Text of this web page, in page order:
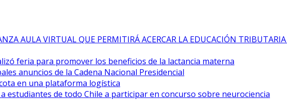
AULA VIRTUAL QUE PERMITIRÁ ACERCAR LA EDUCACIÓN
feria para promover los beneficios de la lactancia materna
anuncios de la Cadena Nacional Presidencial
en una plataforma logística
estudiantes de todo Chile a participar en concurso sobre neurociencia